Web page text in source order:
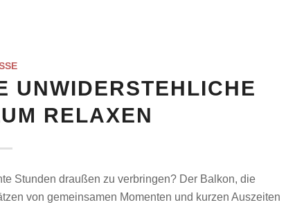
UNWIDERSTEHLICHE
RELAXEN
Stunden draußen zu verbringen? Der Balkon, die
von gemeinsamen Momenten und kurzen Auszeiten